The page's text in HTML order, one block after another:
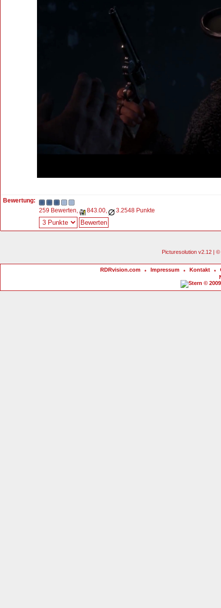
Bewertung:
259 Bewerten,
843.00, 3.2548 Punkte
Picturesolution v2.12 |
RDRvision.com * Impressum * Kontakt *
©